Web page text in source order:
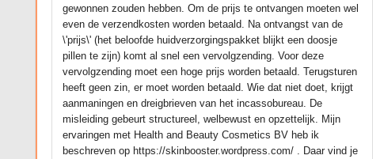
gewonnen zouden hebben. Om de prijs te ontvangen moeten wel
even de verzendkosten worden betaald. Na ontvangst van de
\'prijs\' (het beloofde huidverzorgingspakket blijkt een doosje
pillen te zijn) komt al snel een vervolgzending. Voor deze
vervolgzending moet een hoge prijs worden betaald. Terugsturen
heeft geen zin, er moet worden betaald. Wie dat niet doet, krijgt
aanmaningen en dreigbrieven van het incassobureau. De
misleiding gebeurt structureel, welbewust en opzettelijk. Mijn
ervaringen met Health and Beauty Cosmetics BV heb ik
beschreven op https://skinbooster.wordpress.com/ . Daar vind je